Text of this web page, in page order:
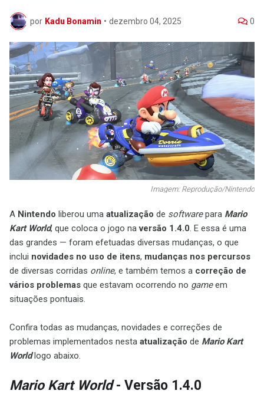
por Kadu Bonamin • dezembro 04, 2025 0
Imagem: Reprodução/Nintendo
A Nintendo liberou uma atualização de softwarepara Mario
Kart World, que coloca o jogo naversão 1.4.0. E essa é uma
das grandes — foram efetuadas diversas mudanças, o que
inclui novidades no uso de itens, mudanças nos percursos
de diversas corridas online, e também temos a correção de
vários problemas que estavam ocorrendo no gameem
situações pontuais.
Confira todas as mudanças, novidades e correções de
problemas implementados nesta atualização de Mario Kart
Worldlogo abaixo.
Mario Kart World- Versão 1.4.0